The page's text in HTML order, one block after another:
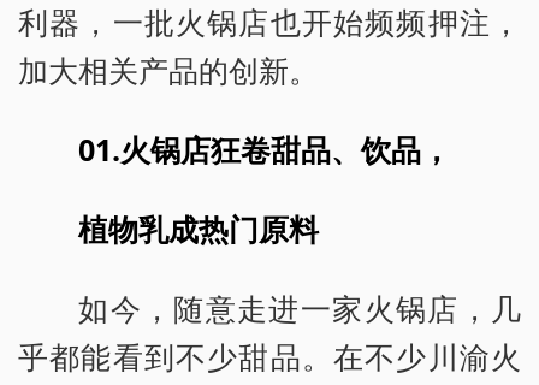
利器，一批火锅店也开始频频押注，
加大相关产品的创新。
01.火锅店狂卷甜品、饮品，
植物乳成热门原料
如今，随意走进一家火锅店，几
乎都能看到不少甜品。在不少川渝火